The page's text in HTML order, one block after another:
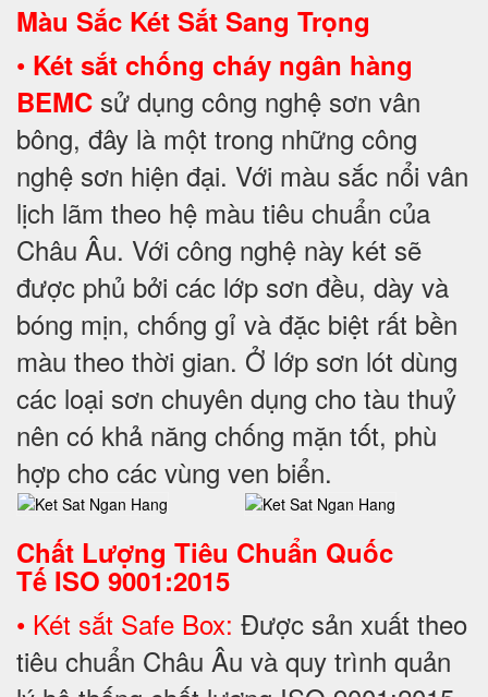
Màu Sắc Két Sắt Sang Trọng
• Két sắt chống cháy ngân hàng
BEMC sử dụng công nghệ sơn vân
bông, đây là một trong những công
nghệ sơn hiện đại. Với màu sắc nổi vân
lịch lãm theo hệ màu tiêu chuẩn của
Châu Âu. Với công nghệ này két sẽ
được phủ bởi các lớp sơn đều, dày và
bóng mịn, chống gỉ và đặc biệt rất bền
màu theo thời gian. Ở lớp sơn lót dùng
các loại sơn chuyên dụng cho tàu thuỷ
nên có khả năng chống mặn tốt, phù
hợp cho các vùng ven biển.
Chất Lượng Tiêu Chuẩn Quốc
Tế ISO 9001:2015
• Két sắt Safe Box: Được sản xuất theo
tiêu chuẩn Châu Âu và quy trình quản